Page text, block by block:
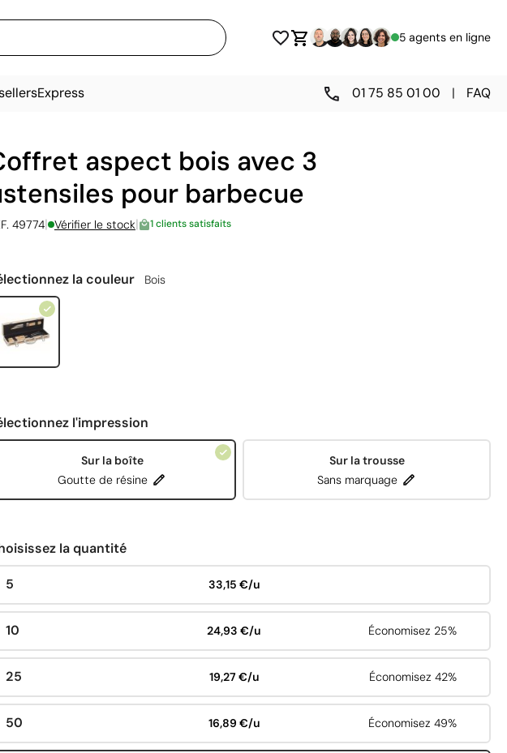
5 agents en ligne
Express 01 75 85 01 00 | FAQ
aspect bois avec 3
pour barbecue
49774| Vérifier le stock| 1 clients satisfaits
la couleur Bois
l'impression
Sur la boîte
Goutte de résine
Sur la trousse
Sans marquage
la quantité
5 33,15 €/u
10 24,93 €/u Économisez 25%
25 19,27 €/u Économisez 42%
50 16,89 €/u Économisez 49%